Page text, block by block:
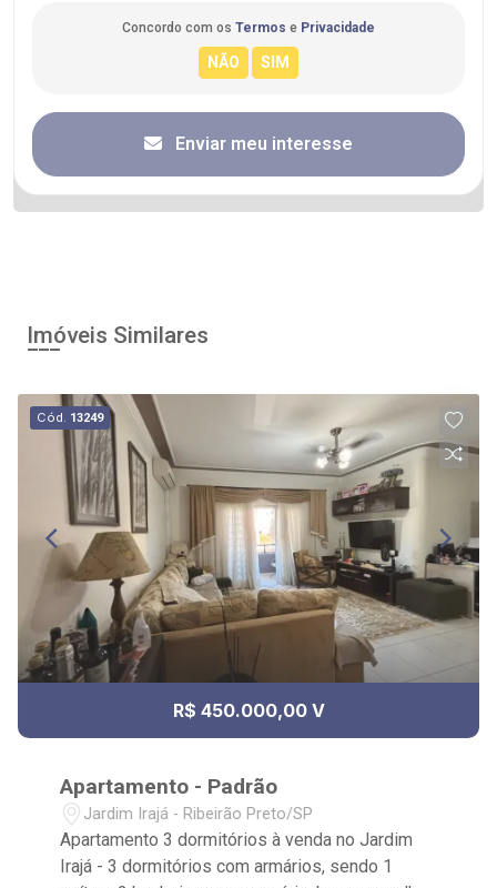
Concordo com os Termos e Privacidade
Enviar meu interesse
Imóveis Similares
Cód. 13249
R$ 450.000,00 V
Apartamento - Padrão
Jardim Irajá - Ribeirão Preto/SP
Apartamento 3 dormitórios à venda no Jardim
Irajá - 3 dormitórios com armários, sendo 1